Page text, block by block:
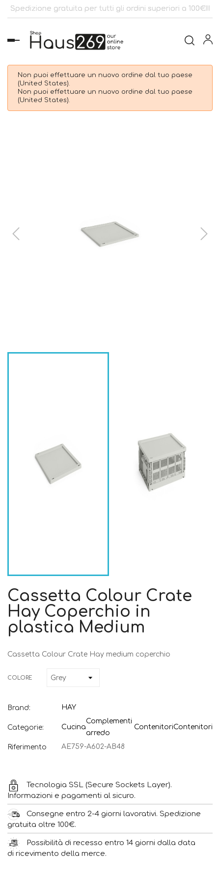
Spedizione gratuita per tutti gli ordini superiori a 100€!!!
navigazione
Non puoi effettuare un nuovo ordine dal tuo paese
(United States).
Non puoi effettuare un nuovo ordine dal tuo paese
(United States).
Cassetta Colour Crate
Hay Coperchio in
plastica Medium
Cassetta Colour Crate Hay medium coperchio
COLORE
Brand: HAY
Categorie: Cucina
Complementi
arredo
ContenitoriContenitori
Riferimento AE759-A602-AB48
Tecnologia SSL (Secure Sockets Layer).
Informazioni e pagamenti al sicuro.
Consegne entro 2-4 giorni lavorativi. Spedizione
gratuita oltre 100€.
Possibilità di recesso entro 14 giorni dalla data
di ricevimento della merce.